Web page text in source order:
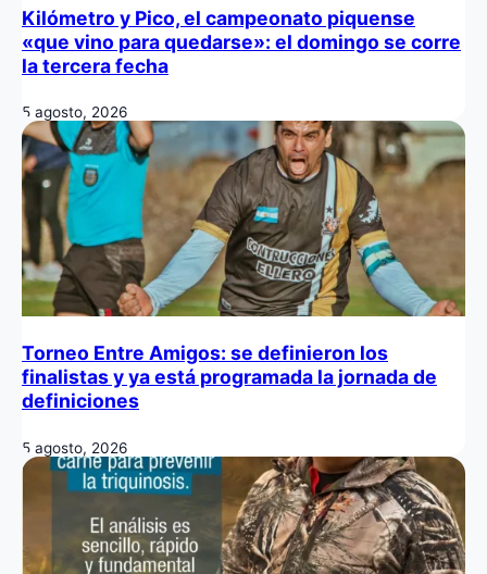
Kilómetro y Pico, el campeonato piquense
«que vino para quedarse»: el domingo se corre
la tercera fecha
5 agosto, 2026
Torneo Entre Amigos: se definieron los
finalistas y ya está programada la jornada de
definiciones
5 agosto, 2026